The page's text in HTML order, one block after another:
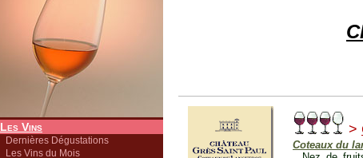
Les Vins
Dernières Dégustations
Les Vins du Mois
>
Coteaux du